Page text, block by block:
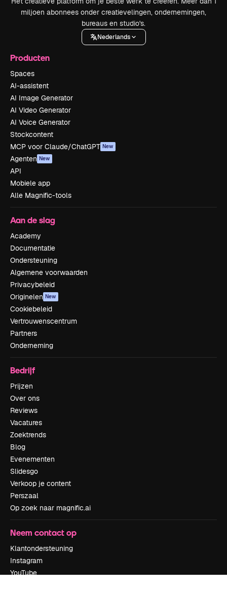
miljoen abonnees onder creatievelingen, ondernemingen,
bureaus en studio's.
Nederlands
Producten
Spaces
AI-assistent
AI Image Generator
AI Video Generator
AI Voice Generator
Stockcontent
MCP voor Claude/ChatGPT New
Agenten New
API
Mobiele app
Alle Magnific-tools
Aan de slag
Academy
Documentatie
Ondersteuning
Algemene voorwaarden
Privacybeleid
Originelen New
Cookiebeleid
Vertrouwenscentrum
Partners
Onderneming
Bedrijf
Prijzen
Over ons
Reviews
Vacatures
Zoektrends
Blog
Evenementen
Slidesgo
Verkoop je content
Perszaal
Op zoek naar magnific.ai
Neem contact op
Klantondersteuning
Instagram
YouTube